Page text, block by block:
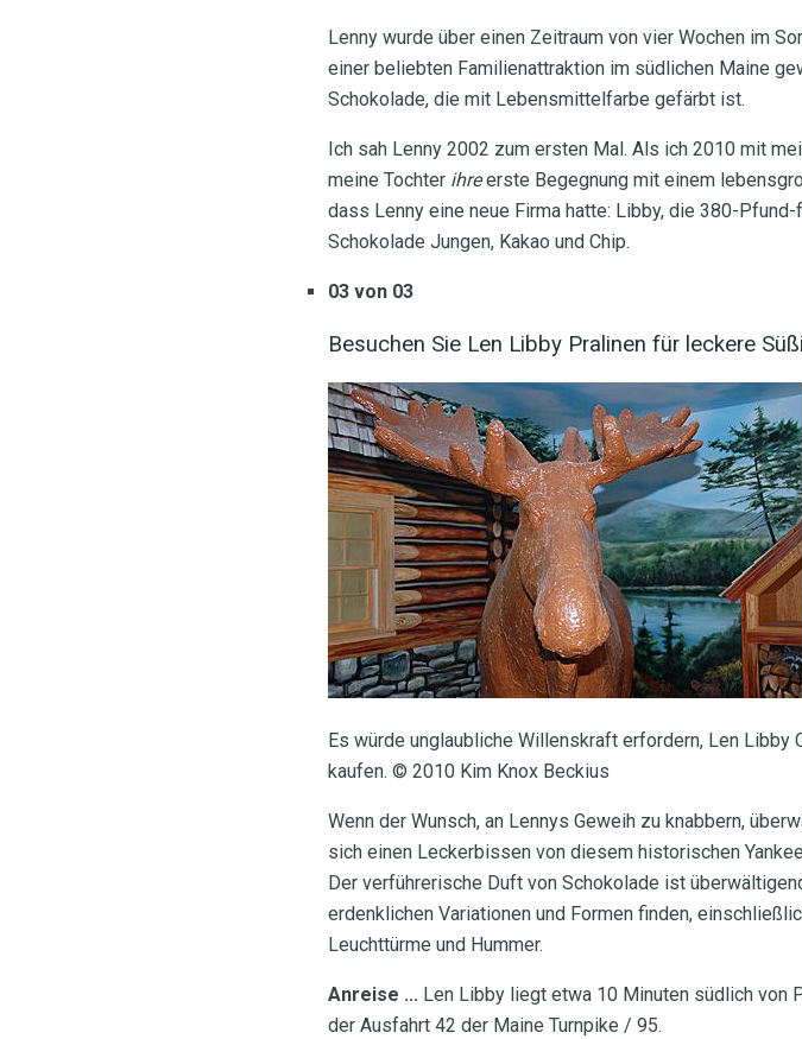
Lenny wurde über einen Zeitraum von vier Wochen im
einer beliebten Familienattraktion im südlichen Maine
Schokolade, die mit Lebensmittelfarbe gefärbt ist.
Ich sah Lenny 2002 zum ersten Mal. Als ich 2010 mit
meine Tochter ihreerste Begegnung mit einem
dass Lenny eine neue Firma hatte: Libby, die 380-
Schokolade Jungen, Kakao und Chip.
03 von 03
Besuchen Sie Len Libby Pralinen für leckere
Es würde unglaubliche Willenskraft erfordern, Len
kaufen. © 2010 Kim Knox Beckius
Wenn der Wunsch, an Lennys Geweih zu knabbern,
sich einen Leckerbissen von diesem historischen
Der verführerische Duft von Schokolade ist
erdenklichen Variationen und Formen finden,
Leuchttürme und Hummer.
Anreise ... Len Libby liegt etwa 10 Minuten südlich von
der Ausfahrt 42 der Maine Turnpike / 95.